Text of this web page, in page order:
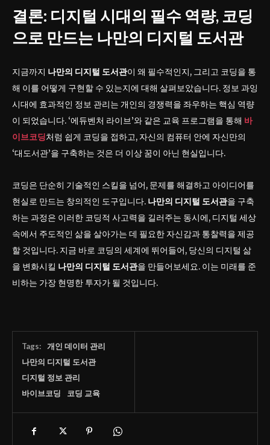
결론: 디지털 시대의 필수 역량, 코딩
으로 만드는 나만의 디지털 도서관
지금까지 나만의 디지털 도서관이 왜 필수적인지, 그리고 코딩을 통
해 이를 어떻게 구현할 수 있는지에 대해 살펴보았습니다. 정보 과잉
시대에 효과적인 정보 관리는 개인의 경쟁력을 좌우하는 핵심 역량
이 되었습니다. ‘에듀벤처 라이브’와 같은 교육 프로그램을 통해 바
이브코딩처럼 쉽게 코딩을 접하고, 자신의 컴퓨터 안에 자신만의
‘대도서관’을 구축하는 것은 더 이상 꿈이 아닌 현실입니다.
코딩은 단순히 기술적인 스킬을 넘어, 문제를 해결하고 아이디어를
현실로 만드는 창의적인 도구입니다. 나만의 디지털 도서관을 구축
하는 과정은 이러한 코딩적 사고력을 길러주는 동시에, 디지털 세상
속에서 주도적인 삶을 살아가는 데 필요한 자신감과 통찰력을 제공
할 것입니다. 지금 바로 코딩의 세계에 뛰어들어, 당신의 디지털 삶
을 변화시킬 나만의 디지털 도서관을 만들어보세요. 이는 미래를 준
비하는 가장 현명한 투자가 될 것입니다.
Tags:
개인 데이터 관리
나만의 디지털 도서관
디지털 정보 관리
바이브코딩
코딩 교육